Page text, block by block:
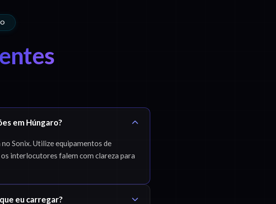
em Húngaro?
Sonix. Utilize equipamentos de
interlocutores falem com clareza para
eu carregar?